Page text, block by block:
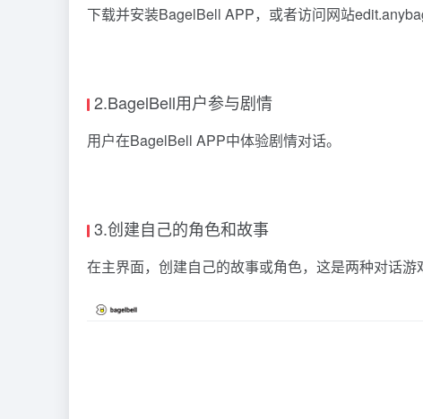
下载并安装BagelBell APP，或者访问网站
2.BagelBell用户参与剧情
用户在BagelBell APP中体验剧情对话。
3.创建自己的角色和故事
在主界面，创建自己的故事或角色，这是两种对话